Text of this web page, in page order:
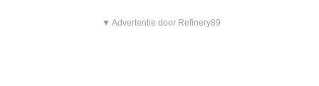
▼ Advertentie door Refinery89